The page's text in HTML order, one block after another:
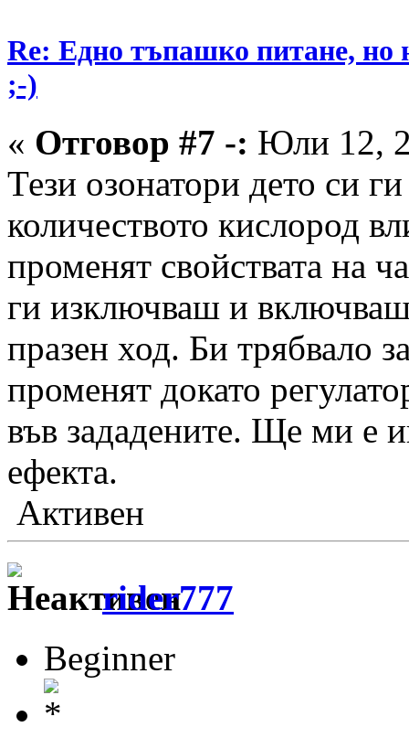
Re: Едно тъпашко питане, но
;-)
« Отговор #7 -: Юли 12,
Тези озонатори дето си
количеството кислород
променят свойствата на
ги изключваш и включваш
празен ход. Би трябвало
променят докато
във зададените. Ще ми е
ефекта.
Активен
rider777
Beginner